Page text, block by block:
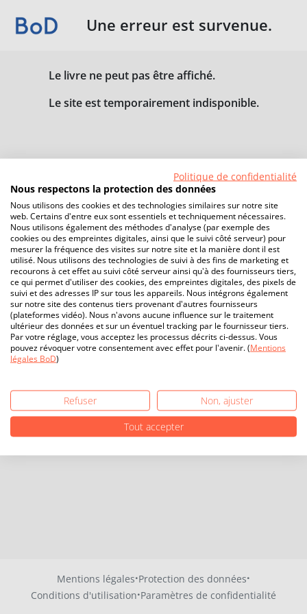
Une erreur est survenue.
Le livre ne peut pas être affiché.
Le site est temporairement indisponible.
Mentions légales·Protection des données·
Conditions d'utilisation·Paramètres de confidentialité
Politique de confidentialité
Nous respectons la protection des données
Nous utilisons des cookies et des technologies similaires sur notre site
web. Certains d'entre eux sont essentiels et techniquement nécessaires.
Nous utilisons également des méthodes d'analyse (par exemple des
cookies ou des empreintes digitales, ainsi que le suivi côté serveur) pour
mesurer la fréquence des visites sur notre site et la manière dont il est
utilisé. Nous utilisons des technologies de suivi à des fins de marketing et
recourons à cet effet au suivi côté serveur ainsi qu'à des fournisseurs tiers,
ce qui permet d'utiliser des cookies, des empreintes digitales, des pixels de
suivi et des adresses IP sur tous les appareils. Nous intégrons également
sur notre site des contenus tiers provenant d'autres fournisseurs
(plateformes vidéo). Nous n'avons aucune influence sur le traitement
ultérieur des données et sur un éventuel tracking par le fournisseur tiers.
Par votre réglage, vous acceptez les processus décrits ci-dessus. Vous
pouvez révoquer votre consentement avec effet pour l'avenir. (Mentions
légales BoD)
Refuser
Non, ajuster
Tout accepter